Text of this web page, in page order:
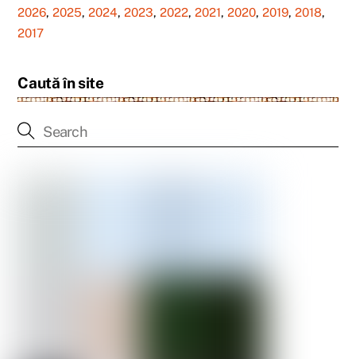
2026,2025,2024,2023,2022,2021,2020,2019,2018,
2017
Caută în site